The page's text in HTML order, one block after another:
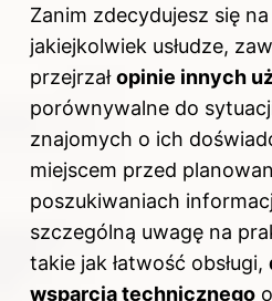
Zanim zdecydujesz się
jakiejkolwiek usłudze,
przejrzałopinie innych
porównywalne do
znajomych o ich
miejscem przed
poszukiwaniach
szczególną uwagę na
takie jak łatwość obsługi,
wsparcia technicznego